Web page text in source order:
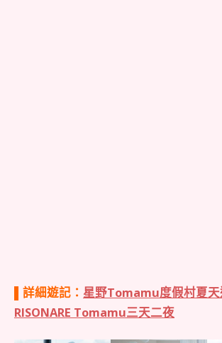
▌詳細遊記： 星野Tomamu度假村夏天
RISONARE Tomamu三天二夜